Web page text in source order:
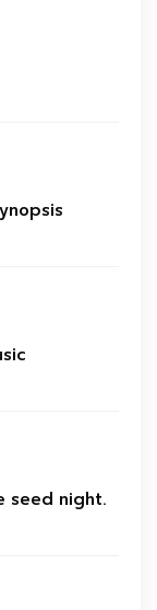
seed night.